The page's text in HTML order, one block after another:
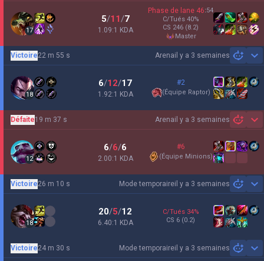
17
5/11/7
1.09:1 KDA
Phase de lane 46:54
C/Tués 40%
CS 246 (8.2)
master
Arenail y a 3 semaines
Victoire22 m 55 s
18
6/12/17
1.92:1 KDA
#2
(Équipe Raptor)
Arenail y a 3 semaines
Défaite19 m 37 s
12
6/6/6
2.00:1 KDA
#6
(Équipe Minions)
Mode temporaireil y a 3 semaines
Victoire26 m 10 s
18
20/5/12
6.40:1 KDA
C/Tués 34%
CS 6 (0.2)
Mode temporaireil y a 3 semaines
Victoire24 m 30 s